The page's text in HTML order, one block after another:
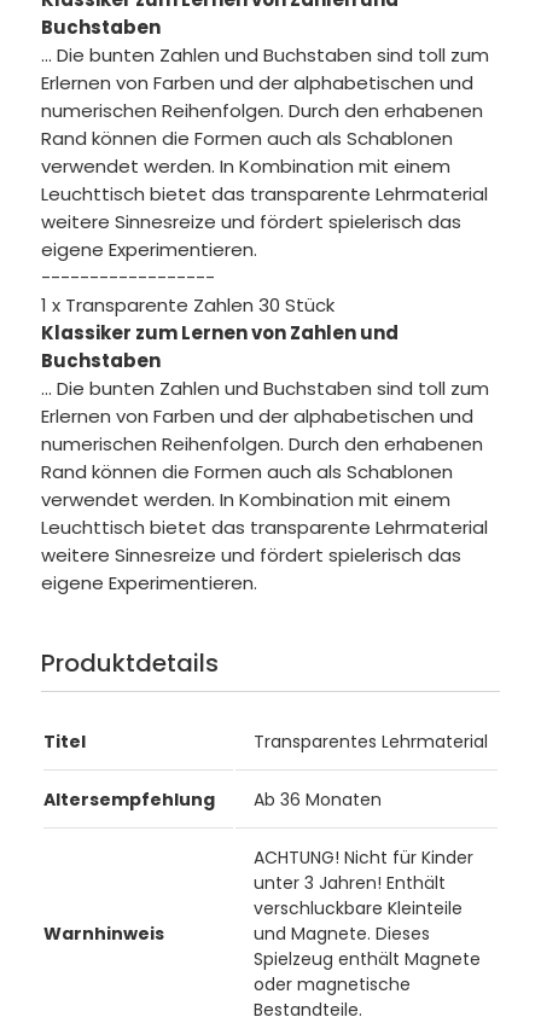
Buchstaben
... Die bunten Zahlen und Buchstaben sind toll zum
Erlernen von Farben und der alphabetischen und
numerischen Reihenfolgen. Durch den erhabenen
Rand können die Formen auch als Schablonen
verwendet werden. In Kombination mit einem
Leuchttisch bietet das transparente Lehrmaterial
weitere Sinnesreize und fördert spielerisch das
eigene Experimentieren.
------------------
1 x Transparente Zahlen 30 Stück
Klassiker zum Lernen von Zahlen und
Buchstaben
... Die bunten Zahlen und Buchstaben sind toll zum
Erlernen von Farben und der alphabetischen und
numerischen Reihenfolgen. Durch den erhabenen
Rand können die Formen auch als Schablonen
verwendet werden. In Kombination mit einem
Leuchttisch bietet das transparente Lehrmaterial
weitere Sinnesreize und fördert spielerisch das
eigene Experimentieren.
Produktdetails
Titel Transparentes Lehrmaterial
Altersempfehlung Ab 36 Monaten
Warnhinweis
ACHTUNG! Nicht für Kinder
unter 3 Jahren! Enthält
verschluckbare Kleinteile
und Magnete. Dieses
Spielzeug enthält Magnete
oder magnetische
Bestandteile.